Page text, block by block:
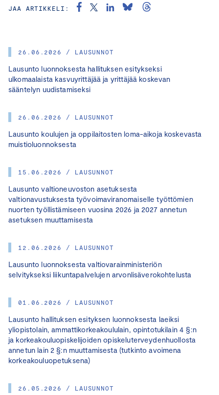
26.06.2026 / LAUSUNNOT
Lausunto luonnoksesta hallituksen esitykseksi
ulkomaalaista kasvuyrittäjää ja yrittäjää koskevan
sääntelyn uudistamiseksi
26.06.2026 / LAUSUNNOT
Lausunto koulujen ja oppilaitosten loma-aikoja koskevasta
muistioluonnoksesta
15.06.2026 / LAUSUNNOT
Lausunto valtioneuvoston asetuksesta
valtionavustuksesta työvoimaviranomaiselle työttömien
nuorten työllistämiseen vuosina 2026 ja 2027 annetun
asetuksen muuttamisesta
12.06.2026 / LAUSUNNOT
Lausunto luonnoksesta valtiovarainministeriön
selvitykseksi liikuntapalvelujen arvonlisäverokohtelusta
01.06.2026 / LAUSUNNOT
Lausunto hallituksen esityksen luonnoksesta laeiksi
yliopistolain, ammattikorkeakoululain, opintotukilain 4 §:n
ja korkeakouluopiskelijoiden opiskeluterveydenhuollosta
annetun lain 2 §:n muuttamisesta (tutkinto avoimena
korkeakouluopetuksena)
26.05.2026 / LAUSUNNOT
JAA ARTIKKELI: